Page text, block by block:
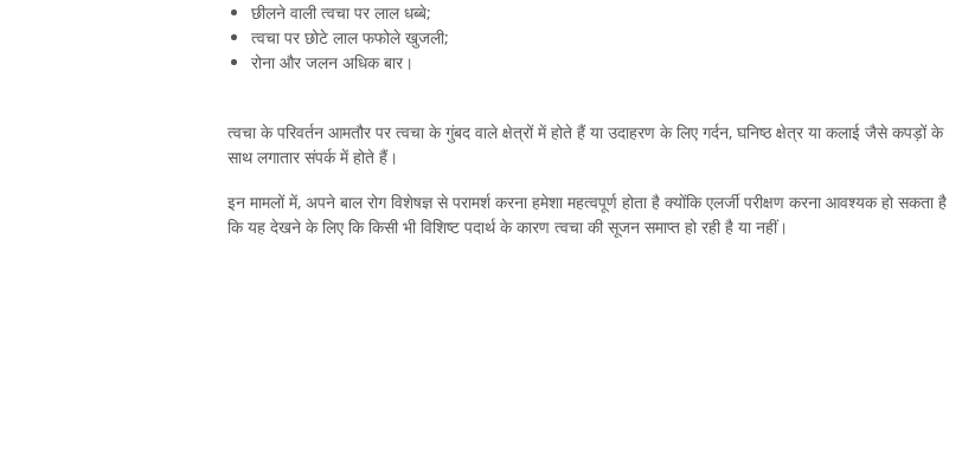
छीलने वाली त्वचा पर लाल धब्बे;
त्वचा पर छोटे लाल फफोले खुजली;
रोना और जलन अधिक बार।
त्वचा के परिवर्तन आमतौर पर त्वचा के गुंबद वाले क्षेत्रों में होते हैं या उदाहरण के लिए गर्दन, घनिष्ठ क्षेत्र या कलाई जैसे कपड़ों के
साथ लगातार संपर्क में होते हैं।
इन मामलों में, अपने बाल रोग विशेषज्ञ से परामर्श करना हमेशा महत्वपूर्ण होता है क्योंकि एलर्जी परीक्षण करना आवश्यक हो सकता है
कि यह देखने के लिए कि किसी भी विशिष्ट पदार्थ के कारण त्वचा की सूजन समाप्त हो रही है या नहीं।